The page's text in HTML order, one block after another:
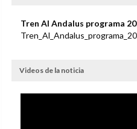
Tren Al Andalus programa
Videos de la noticia